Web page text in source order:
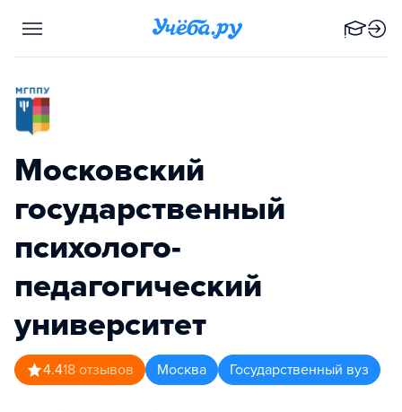
Московский
государственный
психолого-
педагогический
университет
4.418 отзывов Москва Государственный вуз